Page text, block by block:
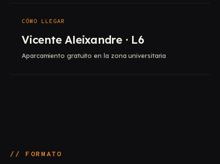
CÓMO LLEGAR
Vicente Aleixandre · L6
Aparcamiento gratuito en la zona universitaria
// FORMATO